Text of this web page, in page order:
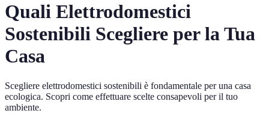
Quali Elettrodomestici
Sostenibili Scegliere per la Tua
Casa
Scegliere elettrodomestici sostenibili è fondamentale per una casa
ecologica. Scopri come effettuare scelte consapevoli per il tuo
ambiente.